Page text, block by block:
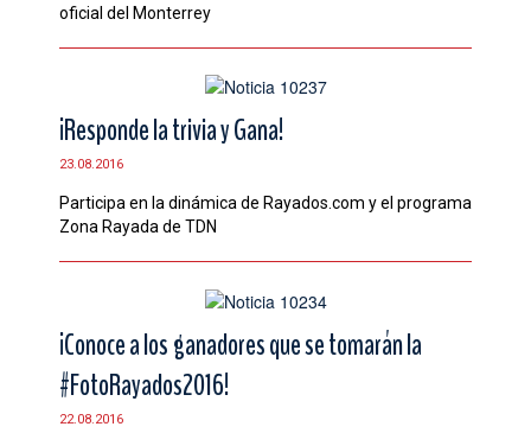
oficial del Monterrey
¡Responde la trivia y Gana!
23.08.2016
Participa en la dinámica de Rayados.com y el programa
Zona Rayada de TDN
¡Conoce a los ganadores que se tomarán la
#FotoRayados2016!
22.08.2016